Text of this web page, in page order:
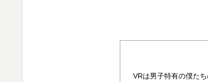
VRは男子特有の僕た